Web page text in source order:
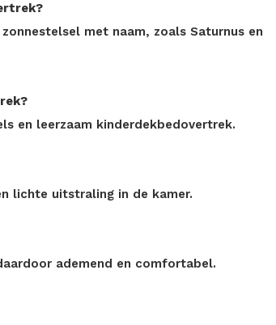
met naam, zoals Saturnus en
en leerzaam kinderdekbedovertrek.
lichte uitstraling in de kamer.
ademend en comfortabel.